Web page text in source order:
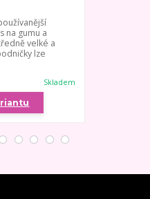
na gumu a
velké a
lze
Skladem